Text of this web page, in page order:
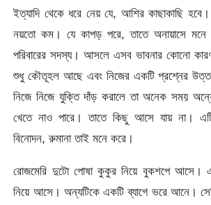
ইত্যাদি থেকে ধরে নেয় যে, আশির কাছাকাছি
নয়তো কম। যে কাপড় পরে, তাতে অনায়াসে মনে
পরিবারের সদস্য। আসলে এসব ভাবনার কোনো
শুধু কৌতূহল আছে এবং নিজের একটি প্রশ্নের
নিজে নিজে যুক্তি দাঁড় করালে তা অনেক সময়
খেতে নাও পারে। তাতে কিছু আসে যায় না।
বিনোদন, রুমানা তাই মনে করে।
রোজমেরি দুটো পোষা কুকুর নিয়ে বুকশপে আসে।
নিয়ে আসে। অন্যটিকে একটি ব্যাগে ভরে আনে।